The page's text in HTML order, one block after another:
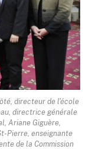
directeur de l'école
directrice générale
Ariane Giguère,
Pierre, enseignante
de la Commission